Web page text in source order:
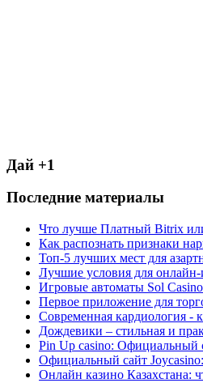
Дай +1
Последние материалы
Что лучше Платный Bitrix
Как распознать признаки
Топ-5 лучших мест для
Лучшие условия для
Игровые автоматы Sol
Первое приложение для
Современная кардиология -
Дождевики – стильная и
Pin Up casino: Официальный
Официальный сайт
Онлайн казино Казахстана: